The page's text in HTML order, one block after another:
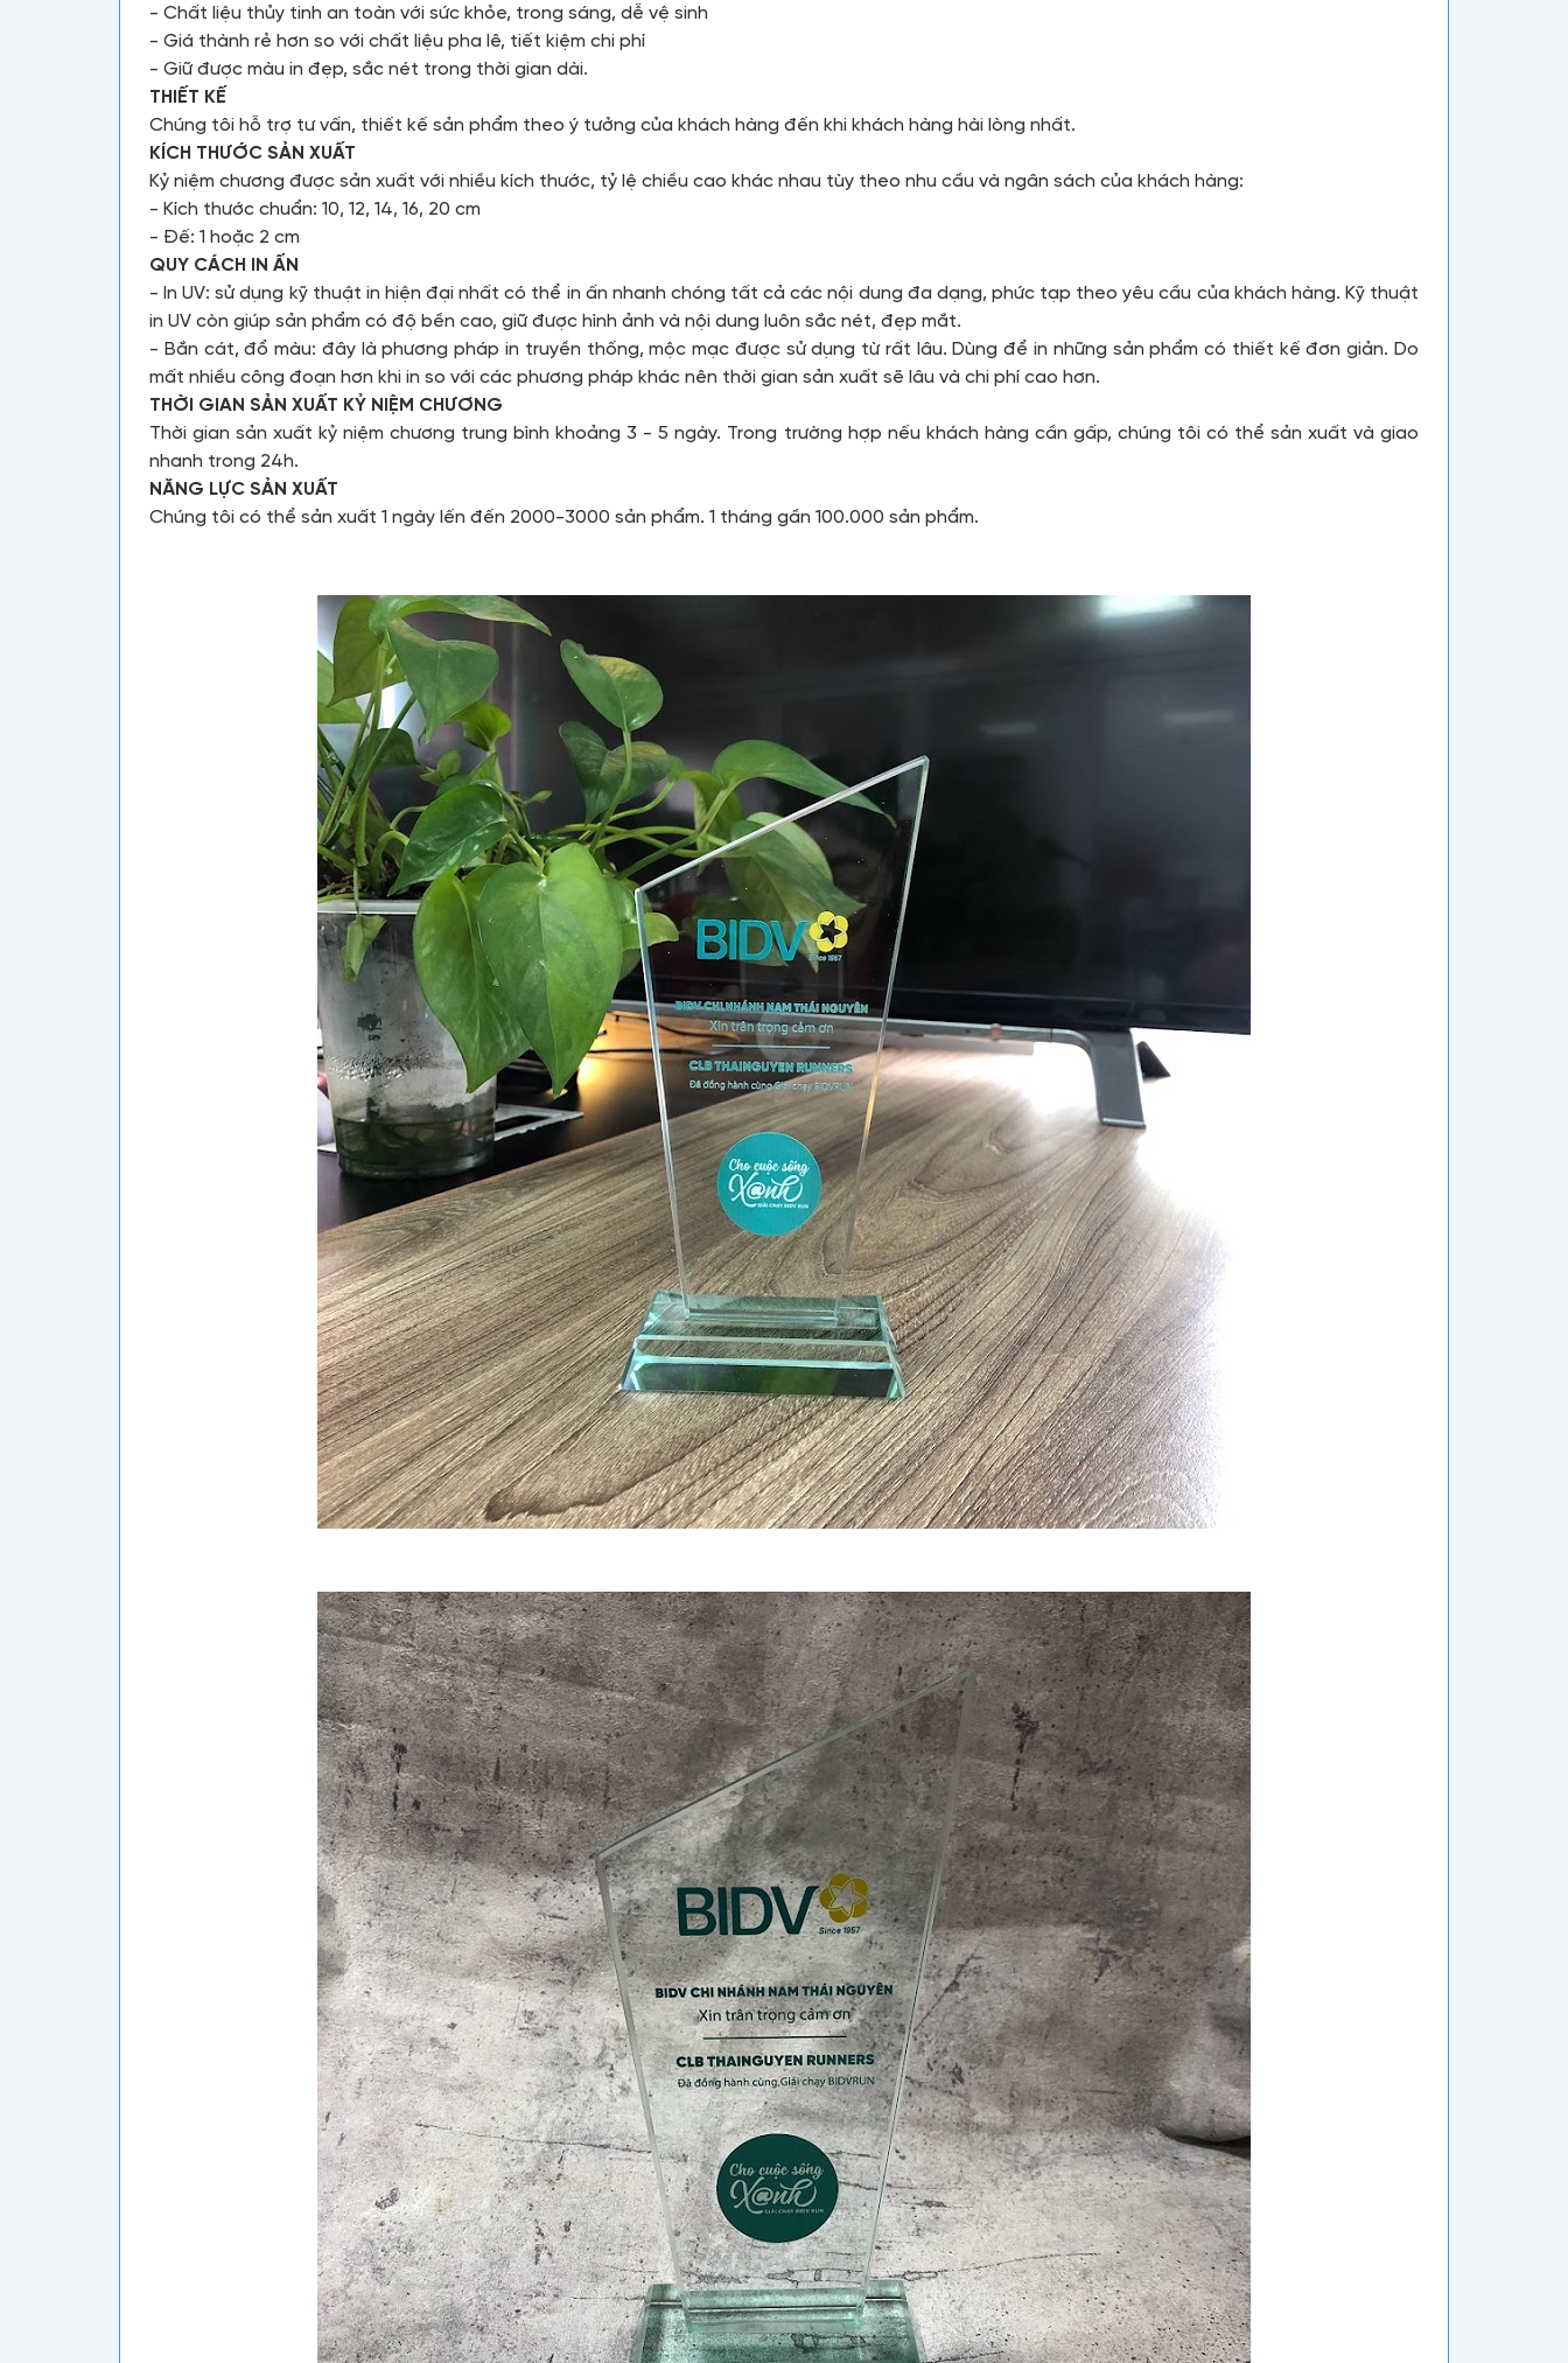
- Chất liệu thủy tinh an toàn với sức khỏe, trong sáng, dễ vệ sinh
- Giá thành rẻ hơn so với chất liệu pha lê, tiết kiệm chi phí
- Giữ được màu in đẹp, sắc nét trong thời gian dài.
THIẾT KẾ
Chúng tôi hỗ trợ tư vấn, thiết kế sản phẩm theo ý tưởng của khách hàng đến khi khách hàng hài lòng nhất.
KÍCH THƯỚC SẢN XUẤT
Kỷ niệm chương được sản xuất với nhiều kích thước, tỷ lệ chiều cao khác nhau tùy theo nhu cầu và ngân sách của khách hàng:
- Kích thước chuẩn: 10, 12, 14, 16, 20 cm
- Đế: 1 hoặc 2 cm
QUY CÁCH IN ẤN
- In UV: sử dụng kỹ thuật in hiện đại nhất có thể in ấn nhanh chóng tất cả các nội dung đa dạng, phức tạp theo yêu cầu của khách hàng. Kỹ thuật
in UV còn giúp sản phẩm có độ bền cao, giữ được hình ảnh và nội dung luôn sắc nét, đẹp mắt.
- Bắn cát, đổ màu: đây là phương pháp in truyền thống, mộc mạc được sử dụng từ rất lâu. Dùng để in những sản phẩm có thiết kế đơn giản. Do
mất nhiều công đoạn hơn khi in so với các phương pháp khác nên thời gian sản xuất sẽ lâu và chi phí cao hơn.
THỜI GIAN SẢN XUẤT KỶ NIỆM CHƯƠNG
Thời gian sản xuất kỷ niệm chương trung bình khoảng 3 - 5 ngày. Trong trường hợp nếu khách hàng cần gấp, chúng tôi có thể sản xuất và giao
nhanh trong 24h.
NĂNG LỰC SẢN XUẤT
Chúng tôi có thể sản xuất 1 ngày lến đến 2000-3000 sản phẩm. 1 tháng gần 100.000 sản phẩm.